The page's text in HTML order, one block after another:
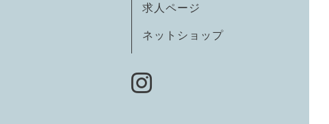
求人ページ
ネットショップ